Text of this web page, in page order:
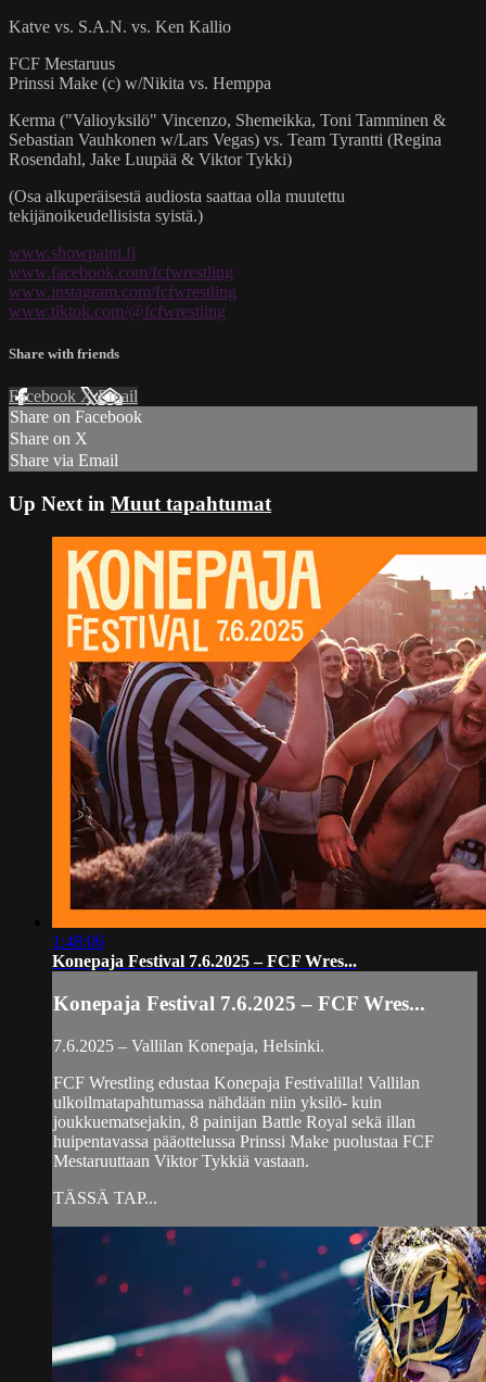
Katve vs. S.A.N. vs. Ken Kallio
FCF Mestaruus
Prinssi Make (c) w/Nikita vs. Hemppa
Kerma ("Valioyksilö" Vincenzo, Shemeikka, Toni Tamminen &
Sebastian Vauhkonen w/Lars Vegas) vs. Team Tyrantti (Regina
Rosendahl, Jake Luupää & Viktor Tykki)
(Osa alkuperäisestä audiosta saattaa olla muutettu
tekijänoikeudellisista syistä.)
www.showpaini.fi
www.facebook.com/fcfwrestling
www.instagram.com/fcfwrestling
www.tiktok.com/@fcfwrestling
Share with friends
Facebook XEmail
Share on Facebook
Share on X
Share via Email
Up Next in Muut tapahtumat
1:48:06
Konepaja Festival 7.6.2025 – FCF Wres...
Konepaja Festival 7.6.2025 – FCF Wres...
7.6.2025 – Vallilan Konepaja, Helsinki.
FCF Wrestling edustaa Konepaja Festivalilla! Vallilan
ulkoilmatapahtumassa nähdään niin yksilö- kuin
joukkuematsejakin, 8 painijan Battle Royal sekä illan
huipentavassa pääottelussa Prinssi Make puolustaa FCF
Mestaruuttaan Viktor Tykkiä vastaan.
TÄSSÄ TAP...